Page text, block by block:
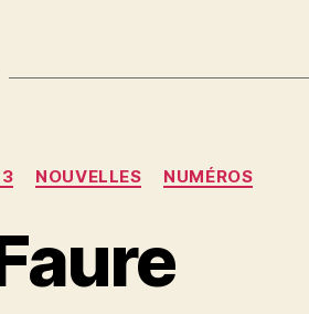
NOUVELLES NUMÉROS